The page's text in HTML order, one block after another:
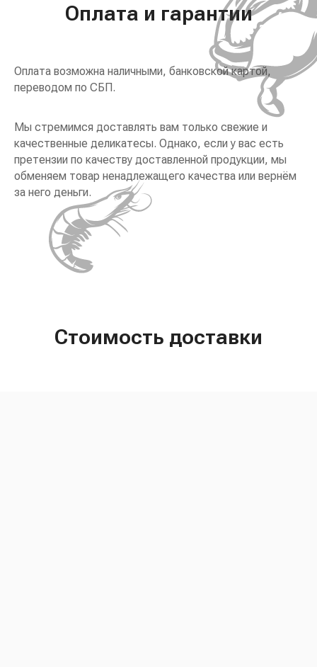
Оплата и гарантии
Оплата возможна наличными, банковской картой,
переводом по СБП.
Мы стремимся доставлять вам только свежие и
качественные деликатесы. Однако, если у вас есть
претензии по качеству доставленной продукции, мы
обменяем товар ненадлежащего качества или вернём
за него деньги.
Стоимость доставки